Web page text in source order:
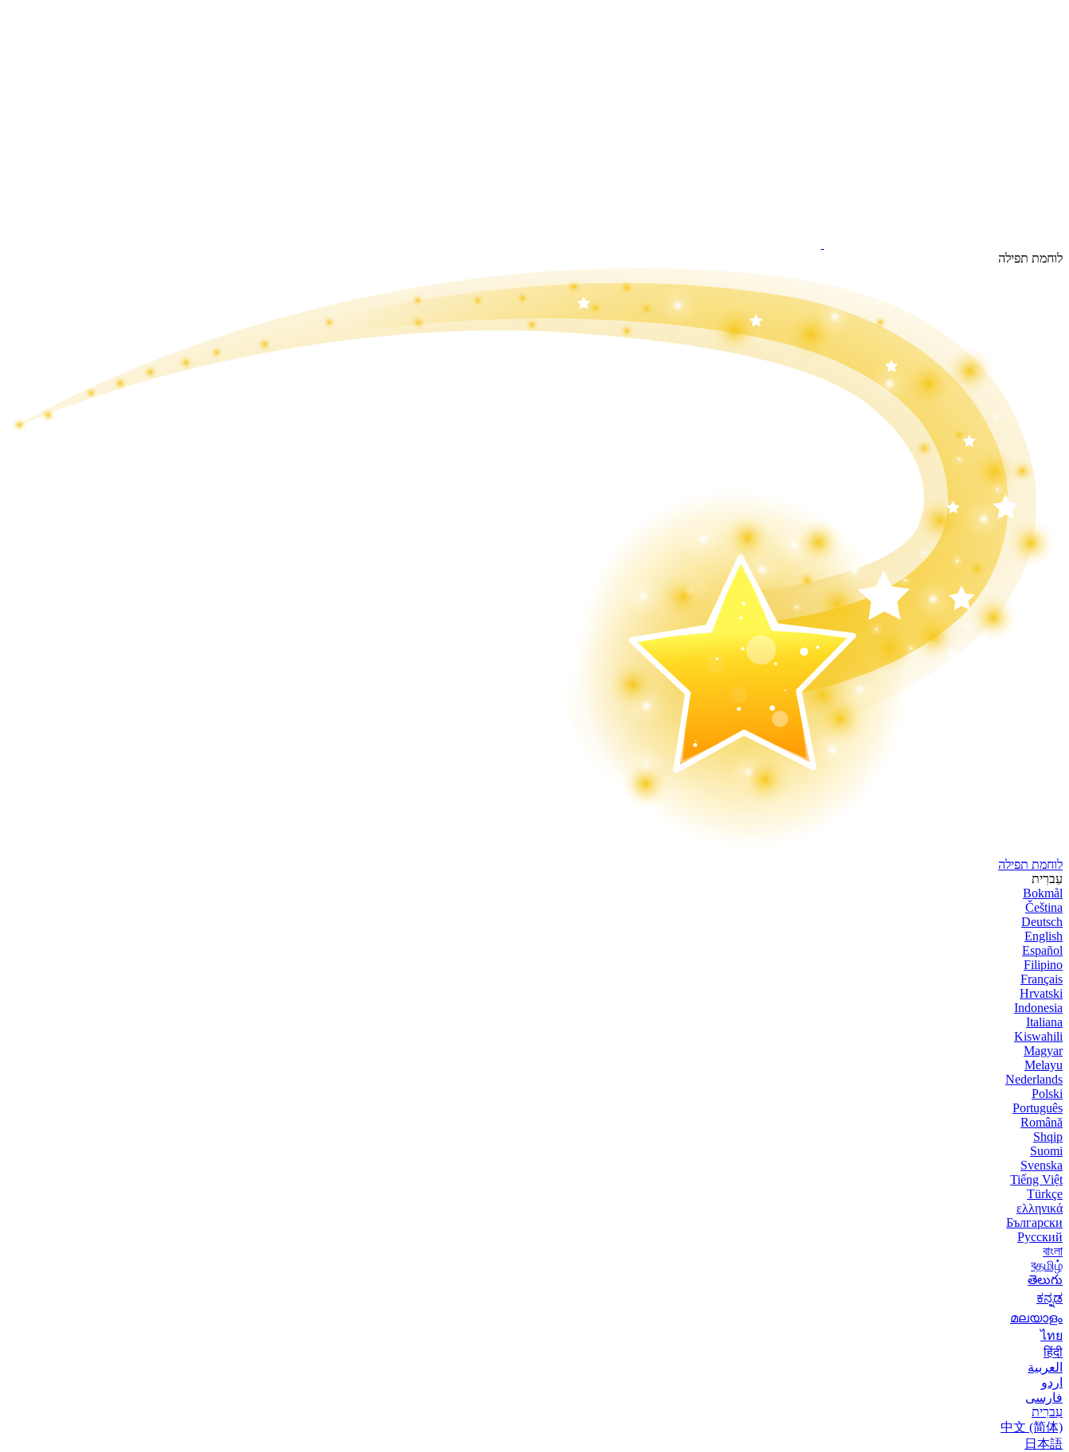
לוחמת תפילה
לוחמת תפילה
עִברִית
Bokmål
Čeština
Deutsch
English
Español
Filipino
Français
Hrvatski
Indonesia
Italiana
Kiswahili
Magyar
Melayu
Nederlands
Polski
Português
Română
Shqip
Suomi
Svenska
Tiếng Việt
Türkçe
ελληνικά
Български
Русский
বাংলা
বதமிழ்
తెలుగు
ಕನ್ನಡ
മലയാളം
ไทย
हिंदी
العربية
اردو
فارسی
עִברִית
中文 (简体)
日本語